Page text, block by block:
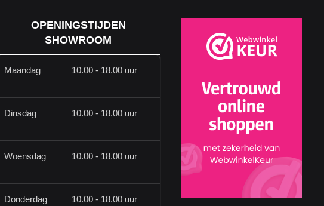
OPENINGSTIJDEN
SHOWROOM
Maandag 10.00 - 18.00 uur
Dinsdag 10.00 - 18.00 uur
Woensdag 10.00 - 18.00 uur
Donderdag 10.00 - 18.00 uur